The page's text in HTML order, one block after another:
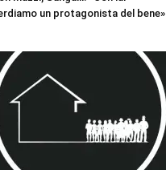
un protagonista del bene»